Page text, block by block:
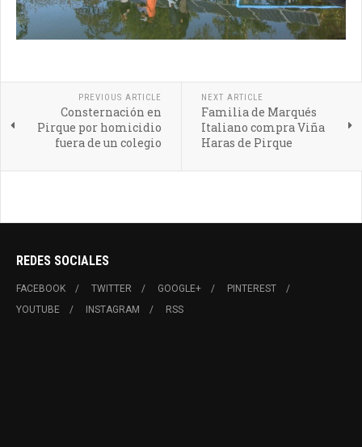
PREVIOUS ARTICLE
Consternación en
Pirque por homicidio
fuera de un colegio
NEXT ARTICLE
Familia de Marqués
Italiano compra Viña
Haras de Pirque
REDES SOCIALES
FACEBOOK TWITTER GOOGLE+
PINTEREST
YOUTUBE
INSTAGRAM RSS